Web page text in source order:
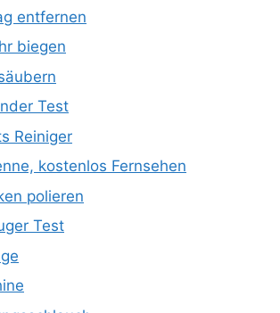
entfernen
biegen
Test
Reiniger
kostenlos Fernsehen
polieren
Test